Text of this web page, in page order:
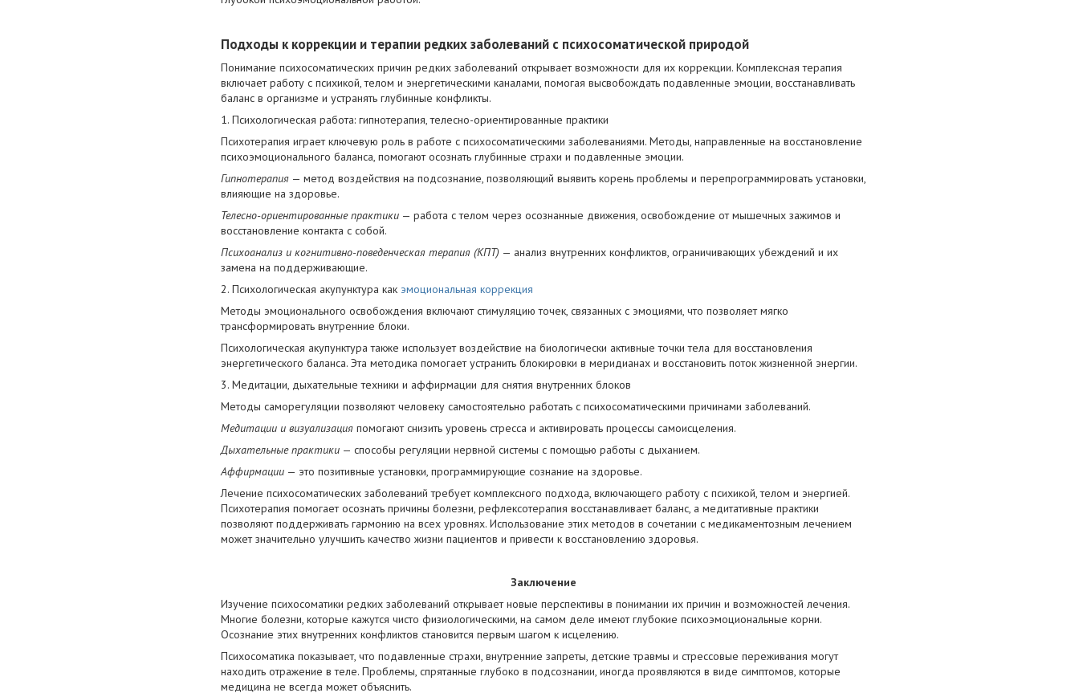
Подходы к коррекции и терапии редких заболеваний с психосоматической природой
Понимание психосоматических причин редких заболеваний открывает возможности для их коррекции. Комплексная терапия
включает работу с психикой, телом и энергетическими каналами, помогая высвобождать подавленные эмоции, восстанавливать
баланс в организме и устранять глубинные конфликты.
1. Психологическая работа: гипнотерапия, телесно-ориентированные практики
Психотерапия играет ключевую роль в работе с психосоматическими заболеваниями. Методы, направленные на восстановление
психоэмоционального баланса, помогают осознать глубинные страхи и подавленные эмоции.
Гипнотерапия — метод воздействия на подсознание, позволяющий выявить корень проблемы и перепрограммировать установки,
влияющие на здоровье.
Телесно-ориентированные практики — работа с телом через осознанные движения, освобождение от мышечных зажимов и
восстановление контакта с собой.
Психоанализ и когнитивно-поведенческая терапия (КПТ) — анализ внутренних конфликтов, ограничивающих убеждений и их
замена на поддерживающие.
2. Психологическая акупунктура как эмоциональная коррекция
Методы эмоционального освобождения включают стимуляцию точек, связанных с эмоциями, что позволяет мягко
трансформировать внутренние блоки.
Психологическая акупунктура также использует воздействие на биологически активные точки тела для восстановления
энергетического баланса. Эта методика помогает устранить блокировки в меридианах и восстановить поток жизненной энергии.
3. Медитации, дыхательные техники и аффирмации для снятия внутренних блоков
Методы саморегуляции позволяют человеку самостоятельно работать с психосоматическими причинами заболеваний.
Медитации и визуализация помогают снизить уровень стресса и активировать процессы самоисцеления.
Дыхательные практики — способы регуляции нервной системы с помощью работы с дыханием.
Аффирмации — это позитивные установки, программирующие сознание на здоровье.
Лечение психосоматических заболеваний требует комплексного подхода, включающего работу с психикой, телом и энергией.
Психотерапия помогает осознать причины болезни, рефлексотерапия восстанавливает баланс, а медитативные практики
позволяют поддерживать гармонию на всех уровнях. Использование этих методов в сочетании с медикаментозным лечением
может значительно улучшить качество жизни пациентов и привести к восстановлению здоровья.
Заключение
Изучение психосоматики редких заболеваний открывает новые перспективы в понимании их причин и возможностей лечения.
Многие болезни, которые кажутся чисто физиологическими, на самом деле имеют глубокие психоэмоциональные корни.
Осознание этих внутренних конфликтов становится первым шагом к исцелению.
Психосоматика показывает, что подавленные страхи, внутренние запреты, детские травмы и стрессовые переживания могут
находить отражение в теле. Проблемы, спрятанные глубоко в подсознании, иногда проявляются в виде симптомов, которые
медицина не всегда может объяснить.